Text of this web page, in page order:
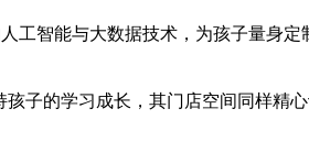
工智能与大数据技术，为孩子量身
子的学习成长，其门店空间同样精